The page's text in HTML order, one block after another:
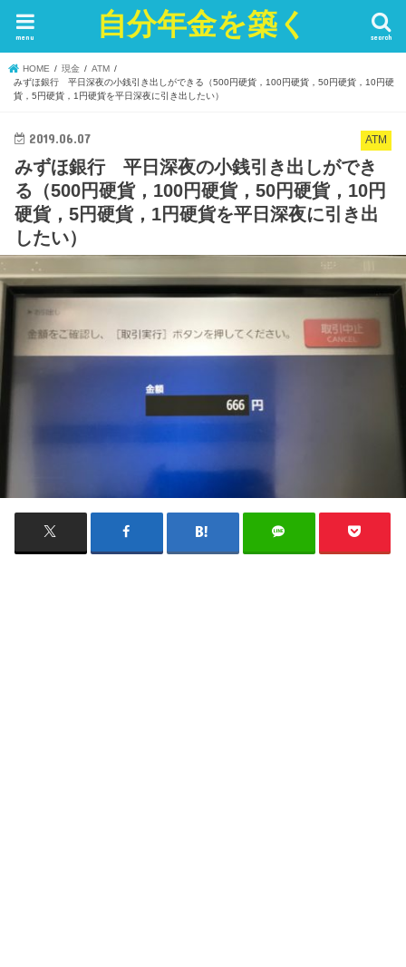
自分年金を築く search
menu
HOME 現金
ATM
みずほ銀行 平日深夜の小銭引き出しができる（500円硬貨，100円硬貨，50円硬貨，10円硬
貨，5円硬貨，1円硬貨を平日深夜に引き出したい）
ATM
2019.06.07
みずほ銀行 平日深夜の小銭引き出しができ
る（500円硬貨，100円硬貨，50円硬貨，10円
硬貨，5円硬貨，1円硬貨を平日深夜に引き出
したい）